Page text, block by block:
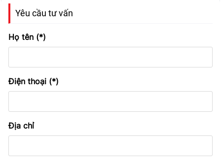
Yêu cầu tư vấn
Họ tên (*)
Điện thoại (*)
Địa chỉ